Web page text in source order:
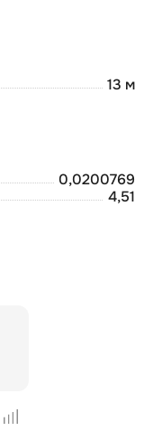
13 м
0,0200769
4,51